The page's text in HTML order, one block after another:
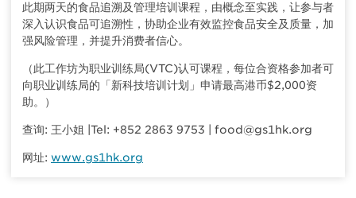
此期两天的食品追溯及管理培训课程，由概念至实践，让参与者
深入认识食品可追溯性，协助企业有效监控食品安全及质量，加
强风险管理，并提升消费者信心。
（此工作坊为职业训练局(VTC)认可课程，每位合资格参加者可
向职业训练局的「新科技培训计划」申请最高港币$2,000资
助。）
查询: 王小姐 |Tel: +852 2863 9753 | food@gs1hk.org
网址: www.gs1hk.org